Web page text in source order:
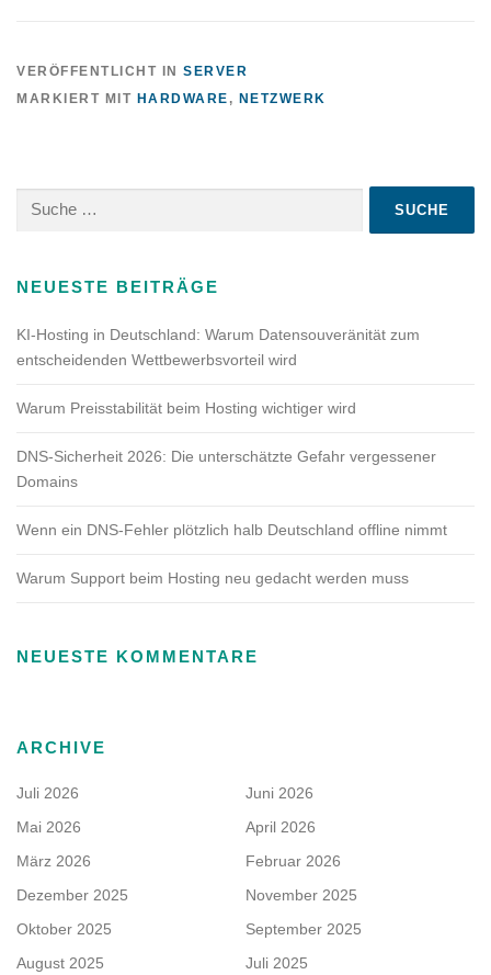
VERÖFFENTLICHT IN SERVER
MARKIERT MIT HARDWARE , NETZWERK
nach:
NEUESTE BEITRÄGE
KI-Hosting in Deutschland: Warum Datensouveränität zum
entscheidenden Wettbewerbsvorteil wird
Warum Preisstabilität beim Hosting wichtiger wird
DNS-Sicherheit 2026: Die unterschätzte Gefahr vergessener
Domains
Wenn ein DNS-Fehler plötzlich halb Deutschland offline nimmt
Warum Support beim Hosting neu gedacht werden muss
NEUESTE KOMMENTARE
ARCHIVE
Juli 2026
Juni 2026
Mai 2026
April 2026
März 2026
Februar 2026
Dezember 2025
November 2025
Oktober 2025
September 2025
August 2025
Juli 2025